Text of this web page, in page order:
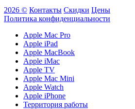
2026 © Контакты Скидки Цены
Политика конфиденциальности
Apple Mac Pro
Apple iPad
Apple MacBook
Apple iMac
Apple TV
Apple Mac Mini
Apple Watch
Apple iPhone
Территория работы